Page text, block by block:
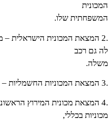
המכונית
המשפחתית שלו.
.2 המצאת המכונית הישראלית
לה גם רכב
משלה.
.3 המצאת המכוניות החשמליות – מה מיוחד בהם?
.4 המצאת מכונית המירוץ
מכוניות בכללי,